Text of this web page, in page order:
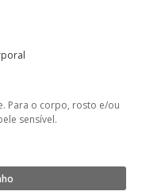
Para o corpo, rosto e/ou
sensível.